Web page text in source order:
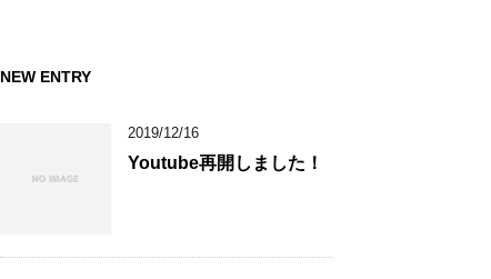
NEW ENTRY
2019/12/16
Youtube再開しました！